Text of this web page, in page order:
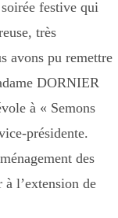
festive qui
très
avons pu remettre
DORNIER
à « Semons
présidente.
des
l’extension de